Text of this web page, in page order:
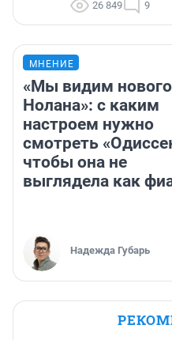
26 849 9
МНЕНИЕ
«Мы видим нового
Нолана»: с каким
настроем нужно
смотреть
чтобы она не
выглядела как
Надежда Губарь